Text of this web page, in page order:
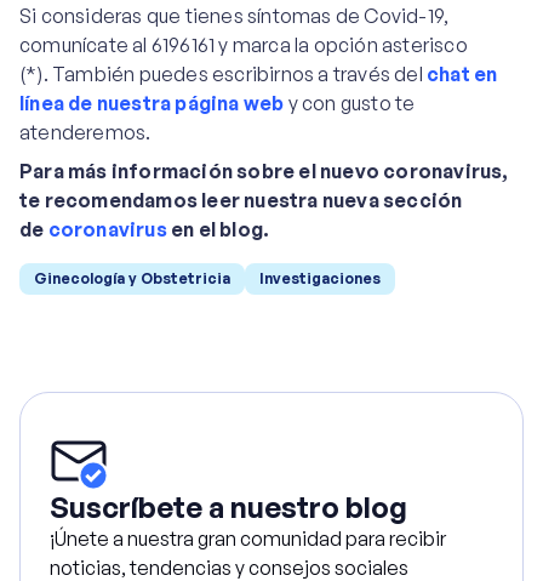
Si consideras que tienes síntomas de Covid-19,
comunícate al 6196161 y marca la opción asterisco
(*). También puedes escribirnos a través del chat en
línea de nuestra página web y con gusto te
atenderemos.
Para más información sobre el nuevo coronavirus,
te recomendamos leer nuestra nueva sección
de coronavirusen el blog.
Ginecología y Obstetricia Investigaciones
Suscríbete a nuestro blog
¡Únete a nuestra gran comunidad para recibir
noticias, tendencias y consejos sociales